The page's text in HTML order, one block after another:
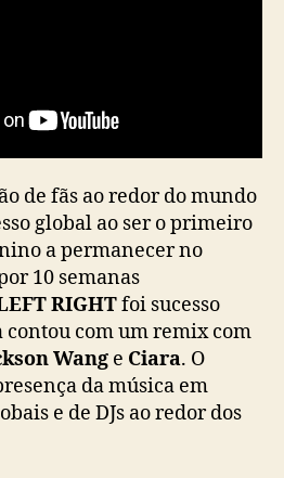
0
3
de fãs ao redor do mundo
global ao ser o primeiro
a permanecer no
10 semanas
RIGHTfoi sucesso
com um remix com
Wang e Ciara. O
da música em
e de DJs ao redor dos